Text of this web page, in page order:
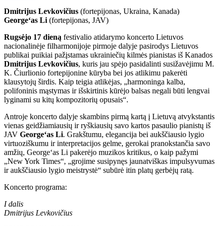
Dmitrijus Levkovičius (fortepijonas, Ukraina, Kanada)
George‘as Li (fortepijonas, JAV)
Rugsėjo 17 dieną festivalio atidarymo koncerto Lietuvos
nacionalinėje filharmonijoje pirmoje dalyje pasirodys Lietuvos
publikai puikiai pažįstamas ukrainiečių kilmės pianistas iš Kanados
Dmitrijus Levkovičius, kuris jau spėjo pasidalinti susižavėjimu M.
K. Čiurlionio fortepijonine kūryba bei jos atlikimu pakerėti
klausytojų širdis. Kaip teigia atlikėjas, „harmoninga kalba,
polifoninis mąstymas ir išskirtinis kūrėjo balsas negali būti lengvai
lyginami su kitų kompozitorių opusais“.
Antroje koncerto dalyje skambins pirmą kartą į Lietuvą atvykstantis
vienas geidžiamiausių ir ryškiausių savo kartos pasaulio pianistų iš
JAV George‘as Li. Grakštumu, elegancija bei aukščiausio lygio
virtuoziškumu ir interpretacijos gelme, gerokai pranokstančia savo
amžių, George‘as Li pakerėjo muzikos kritikus, o kaip pažymi
„New York Times“, „grojime susipynęs jaunatviškas impulsyvumas
ir aukščiausio lygio meistrystė“ subūrė itin platų gerbėjų ratą.
Koncerto programa:
I dalis
Dmitrijus Levkovičius